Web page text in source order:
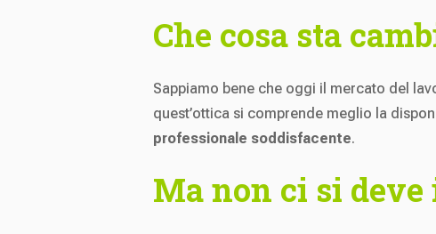
Che cosa sta
Sappiamo bene che oggi il mercato del
quest’ottica si comprende meglio la
professionale soddisfacente.
Ma non ci si